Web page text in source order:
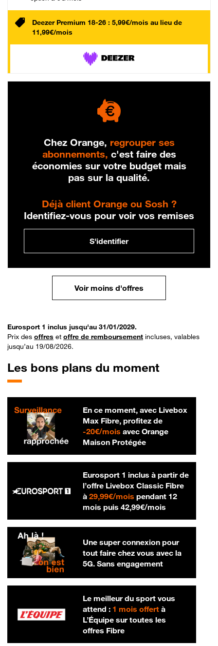
Deezer Premium 18-26 : 5,99€/mois au lieu de
11,99€/mois
Chez Orange, regrouper ses
abonnements, c'est faire des
économies sur votre budget mais
pas sur la qualité.
Déjà client Orange ou Sosh ?
Identifiez-vous pour voir vos remises
S'identifier
Voir moins d'offres
Eurosport 1 inclus jusqu'au 31/01/2029.
Prix des offres et offre de remboursement incluses, valables
jusqu’au 19/08/2026.
Les bons plans du moment
En ce moment, avec Livebox
Max Fibre, profitez de
-20€/mois20 € par mois
avec Orange
Maison Protégée
Eurosport 1 inclus à partir de
l’offre Livebox Classic Fibre
à 29,99€/mois29,99 € par mois
pendant 12
mois puis 42,99€/mois42,99 € par
Une super connexion pour
tout faire chez vous avec la
5G. Sans engagement
Le meilleur du sport vous
attend : 1 mois offertà
L’Équipe sur toutes les
offres Fibre